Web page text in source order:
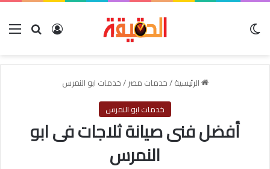
بحث عنتسجيل
الرئيسية/خدمات مصر/خدمات ابو النمرس
خدمات ابو النمرس
أفضل فنى صيانة ثلاجات فى ابو
النمرس